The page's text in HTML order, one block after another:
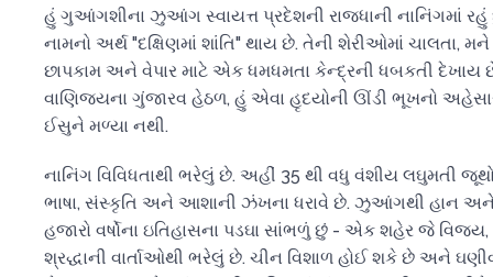
હું ગુઆંગશીના ઝુઆંગ સ્વાયત્ત પ્રદેશની રાજધાની નાનિંગમાં
નામનો અર્થ "દક્ષિણમાં શાંતિ" થાય છે. તેની શેરીઓમાં ચાલતા,
છાપકામ અને વેપાર માટે એક ધમધમતા કેન્દ્રની ધબકતી
વાણિજ્યના ગુંજારવ હેઠળ, હું એવા હૃદયોની ઊંડી ભૂખનો
ઈસુને મળ્યા નથી.
નાનિંગ વિવિધતાથી ભરેલું છે. અહીં 35 થી વધુ વંશીય લઘુમતી
ભાષા, સંસ્કૃતિ અને આશાની ઝંખના ધરાવે છે. ઝુઆંગથી હાન
હજારો વર્ષોના ઇતિહાસના પડઘા સાંભળું છું - એક શહેર જે
શ્રદ્ધાની વાર્તાઓથી ભરેલું છે. ચીન વિશાળ હોઈ શકે છે અને